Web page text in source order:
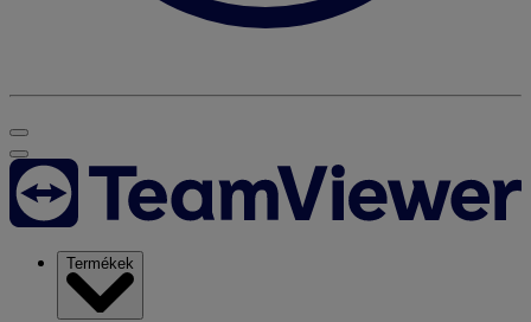
Termékek